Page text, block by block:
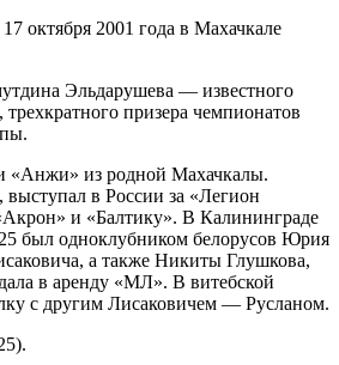
октября 2001 года в Махачкале
Эльдарушева — известного
трехкратного призера чемпионатов
«Анжи» из родной Махачкалы.
в России за «Легион
и «Балтику». В Калининграде
25 был одноклубником белорусов Юрия
а также Никиты Глушкова,
в аренду «МЛ». В витебской
с другим Лисаковичем — Русланом.